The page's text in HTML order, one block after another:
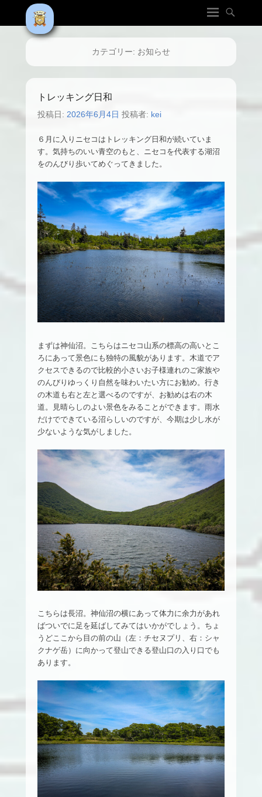
カテゴリー: お知らせ
トレッキング日和
投稿日: 2026年6月4日 投稿者: kei
６月に入りニセコはトレッキング日和が続いていま
す。気持ちのいい青空のもと、ニセコを代表する湖沼
をのんびり歩いてめぐってきました。
まずは神仙沼。こちらはニセコ山系の標高の高いとこ
ろにあって景色にも独特の風貌があります。木道でア
クセスできるので比較的小さいお子様連れのご家族や
のんびりゆっくり自然を味わいたい方にお勧め。行き
の木道も右と左と選べるのですが、お勧めは右の木
道。見晴らしのよい景色をみることができます。雨水
だけでできている沼らしいのですが、今期は少し水が
少ないような気がしました。
こちらは長沼。神仙沼の横にあって体力に余力があれ
ばついでに足を延ばしてみてはいかがでしょう。ちょ
うどここから目の前の山（左：チセヌプリ、右：シャ
クナゲ岳）に向かって登山できる登山口の入り口でも
あります。